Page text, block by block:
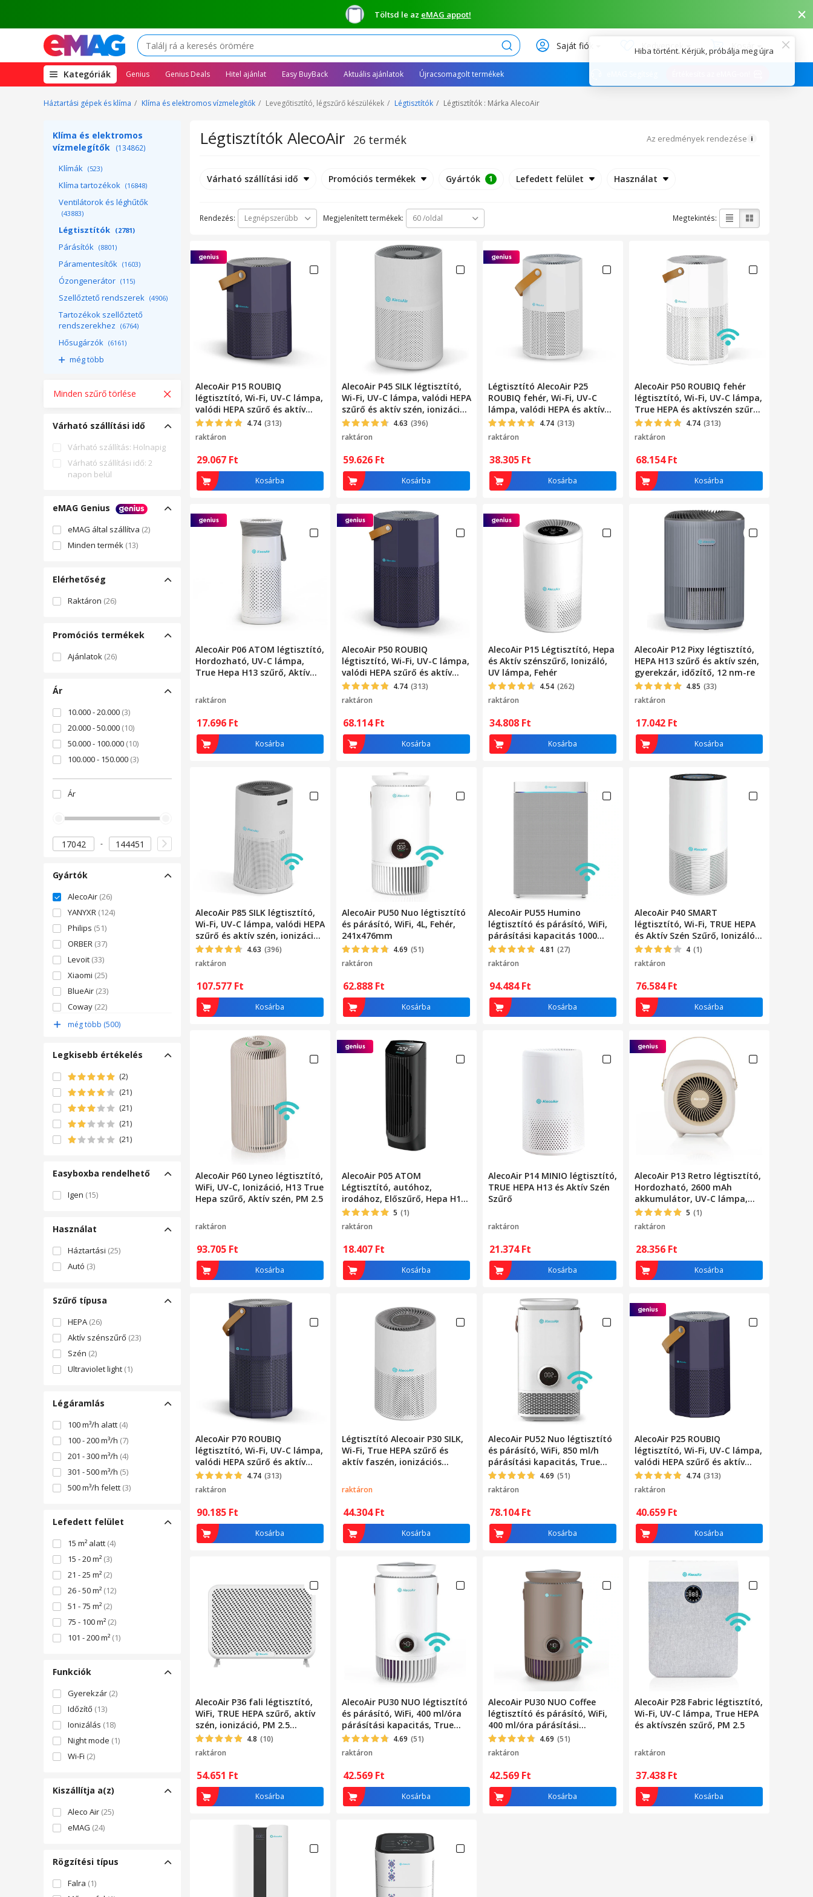
Töltsd le az eMAG appot!
Keresés Saját fiók Kedvencek Kosár
Kategóriák(open
megamenu)
Genius Genius Deals Hitel ajánlat Easy BuyBack Aktuális ajánlatok Újracsomagolt termékek
Háztartási gépek és klíma Klíma és elektromos vízmelegítők Levegőtisztító, légszűrő készülékek Légtisztítók Légtisztítók : Márka AlecoAir
Klíma és elektromos
vízmelegítők
(134862)
Klímák (523)
Klíma tartozékok (16848)
Ventilátorok és léghűtők
(43883)
Légtisztítók (2781)
Párásítók (8801)
Páramentesítők (1603)
Ózongenerátor (115)
Szellőztető rendszerek (4906)
Tartozékok szellőztető
rendszerekhez (6764)
Hősugárzók (6161)
még több
Minden szűrő törlése
Várható szállítási idő
Várható szállítás: Holnapig
Várható szállítási idő: 2
napon belül
eMAG Genius
eMAG által szállítva (2)
Minden termék (13)
Elérhetőség
Raktáron (26)
Promóciós termékek
Ajánlatok (26)
Ár
10.000 - 20.000 (3)
20.000 - 50.000 (10)
50.000 - 100.000 (10)
100.000 - 150.000 (3)
Ár
Gyártók
AlecoAir (26)
YANYXR (124)
Philips (51)
ORBER (37)
Levoit (33)
Xiaomi (25)
BlueAir (23)
Coway (22)
HERUSI(21)
még több (500)
Legkisebb értékelés
(2)
(21)
(21)
(21)
(21)
Easyboxba rendelhető
Igen (15)
Használat
Háztartási (25)
Autó (3)
Szűrő típusa
HEPA (26)
Aktív szénszűrő (23)
Szén (2)
Ultraviolet light (1)
Légáramlás
100 m³/h alatt (4)
100 - 200 m³/h (7)
201 - 300 m³/h (4)
301 - 500 m³/h (5)
500 m³/h felett (3)
Lefedett felület
15 m² alatt (4)
15 - 20 m² (3)
21 - 25 m² (2)
26 - 50 m² (12)
51 - 75 m² (2)
75 - 100 m² (2)
101 - 200 m² (1)
Funkciók
Gyerekzár (2)
Időzítő (13)
Ionizálás (18)
Night mode (1)
Wi-Fi (2)
Kiszállítja a(z)
Aleco Air (25)
eMAG (24)
Rögzítési típus
Falra (1)
Légtisztítók AlecoAir 26 termék Az eredmények rendezése
Várható szállítási idő Promóciós termékek Gyártók 1 Lefedett felület Használat
Rendezés: Legnépszerűbb Megjelenített termékek: 60 /oldal Megtekintés:
AlecoAir P15 ROUBIQ
légtisztító, Wi-Fi, UV-C lámpa,
valódi HEPA szűrő és aktív
szén, ionizáció, PM 2.5
4.74 (313)
raktáron
29.067 Ft
Kosárba
AlecoAir P45 SILK légtisztító,
Wi-Fi, UV-C lámpa, valódi HEPA
szűrő és aktív szén, ionizációs
funkció
4.63 (396)
raktáron
59.626 Ft
Kosárba
Légtisztító AlecoAir P25
ROUBIQ fehér, Wi-Fi, UV-C
lámpa, valódi HEPA és aktív
szénszűrő, ionizáció, PM 2,5
4.74 (313)
raktáron
38.305 Ft
Kosárba
AlecoAir P50 ROUBIQ fehér
légtisztító, Wi-Fi, UV-C lámpa,
True HEPA és aktívszén szűrő,
ionizáció, PM 2.5
4.74 (313)
raktáron
68.154Ft
Kosárba
AlecoAir P06 ATOM légtisztító,
Hordozható, UV-C lámpa,
True Hepa H13 szűrő, Aktív
raktáron
17.696 Ft
Kosárba
AlecoAir P50 ROUBIQ
légtisztító, Wi-Fi, UV-C lámpa,
valódi HEPA szűrő és aktív
szén, ionizáció, PM 2.5
4.74 (313)
raktáron
68.114Ft
Kosárba
AlecoAir P15 Légtisztító, Hepa
és Aktív szénszűrő, Ionizáló,
UV lámpa, Fehér
4.54 (262)
raktáron
34.808 Ft
Kosárba
AlecoAir P12 Pixy légtisztító,
HEPA H13 szűrő és aktív szén,
gyerekzár, időzítő, 12 nm-re
4.85 (33)
raktáron
17.042 Ft
Kosárba
AlecoAir P85 SILK légtisztító,
Wi-Fi, UV-C lámpa, valódi HEPA
szűrő és aktív szén, ionizációs
funkció
4.63 (396)
raktáron
107.577 Ft
Kosárba
AlecoAir PU50 Nuo légtisztító
és párásító, WiFi, 4L, Fehér,
241x476mm
4.69 (51)
raktáron
62.888 Ft
Kosárba
AlecoAir PU55 Humino
légtisztító és párásító, WiFi,
párásítási kapacitás 1000
ml/h, fehér/szürke
4.81 (27)
raktáron
94.484Ft
Kosárba
AlecoAir P40 SMART
légtisztító, Wi-Fi, TRUE HEPA
és Aktív Szén Szűrő, Ionizáló
Funkció, UV-C lámpa
4 (1)
raktáron
76.584Ft
Kosárba
AlecoAir P60 Lyneo légtisztító,
WiFi, UV-C, Ionizáció, H13 True
Hepa szűrő, Aktív szén, PM 2.5
raktáron
93.705 Ft
Kosárba
AlecoAir P05 ATOM
Légtisztító, autóhoz,
irodához, Előszűrő, Hepa H13
szűrő, PM2.5 jelző, Áramlási
sebesség 28mc / h
5 (1)
raktáron
18.407 Ft
Kosárba
AlecoAir P14 MINIO légtisztító,
TRUE HEPA H13 és Aktív Szén
Szűrő
raktáron
21.374Ft
Kosárba
AlecoAir P13 Retro légtisztító,
Hordozható, 2600 mAh
akkumulátor, UV-C lámpa,
True HEPA és aktív szén szűrő,
Ionizáció
5 (1)
raktáron
28.356 Ft
Kosárba
AlecoAir P70 ROUBIQ
légtisztító, Wi-Fi, UV-C lámpa,
valódi HEPA szűrő és aktív
szén, ionizáció, PM 2.5,
koordináció
hangasszisztenseken
keresztül
4.74 (313)
raktáron
90.185 Ft
Kosárba
Légtisztító Alecoair P30 SILK,
Wi-Fi, True HEPA szűrő és
aktív faszén, ionizációs
raktáron
44.304Ft
Kosárba
AlecoAir PU52 Nuo légtisztító
és párásító, WiFi, 850 ml/h
párásítási kapacitás, True
HEPA, UV-c lámpa, Ionizáció,
PM 2.5
4.69 (51)
raktáron
78.104Ft
Kosárba
AlecoAir P25 ROUBIQ
légtisztító, Wi-Fi, UV-C lámpa,
valódi HEPA szűrő és aktív
szén, ionizáció, PM 2.5
4.74 (313)
raktáron
40.659 Ft
Kosárba
AlecoAir P36 fali légtisztító,
WiFi, TRUE HEPA szűrő, aktív
szén, ionizáció, PM 2.5
érzékelő, TVOC érzékelő
4.8 (10)
raktáron
54.651 Ft
Kosárba
AlecoAir PU30 NUO légtisztító
és párásító, WiFi, 400 ml/óra
párásítási kapacitás, True
HEPA H13, UV-C lámpa,
ionizáció
4.69 (51)
raktáron
42.569 Ft
Kosárba
AlecoAir PU30 NUO Coffee
légtisztító és párásító, WiFi,
400 ml/óra párásítási
kapacitás, True HEPA H13, UV-
C lámpa, ionizáció
4.69 (51)
raktáron
42.569 Ft
Kosárba
AlecoAir P28 Fabric légtisztító,
Wi-Fi, UV-C lámpa, True HEPA
és aktívszén szűrő, PM 2.5
raktáron
37.438 Ft
Kosárba